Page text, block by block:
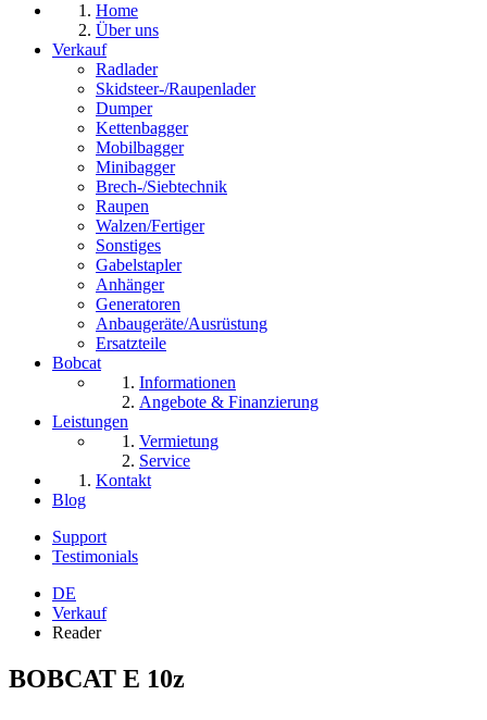
Home
Über uns
Verkauf
Radlader
Skidsteer-/Raupenlader
Dumper
Kettenbagger
Mobilbagger
Minibagger
Brech-/Siebtechnik
Raupen
Walzen/Fertiger
Sonstiges
Gabelstapler
Anhänger
Generatoren
Anbaugeräte/Ausrüstung
Ersatzteile
Bobcat
Informationen
Angebote & Finanzierung
Leistungen
Vermietung
Service
Kontakt
Blog
Support
Testimonials
DE
Verkauf
Reader
BOBCAT E 10z